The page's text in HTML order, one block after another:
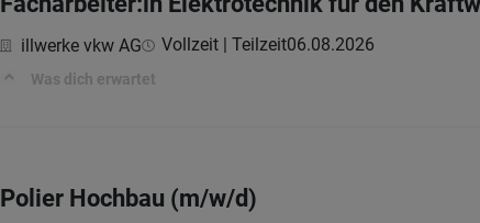
illwerke vkw AG Vollzeit | Teilzeit06.08.2026
Was dich erwartet
Polier Hochbau (m/w/d)